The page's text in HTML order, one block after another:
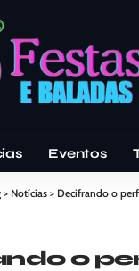
Eventos
> Notícias > Decifrando o perfil do comprador: saiba
o